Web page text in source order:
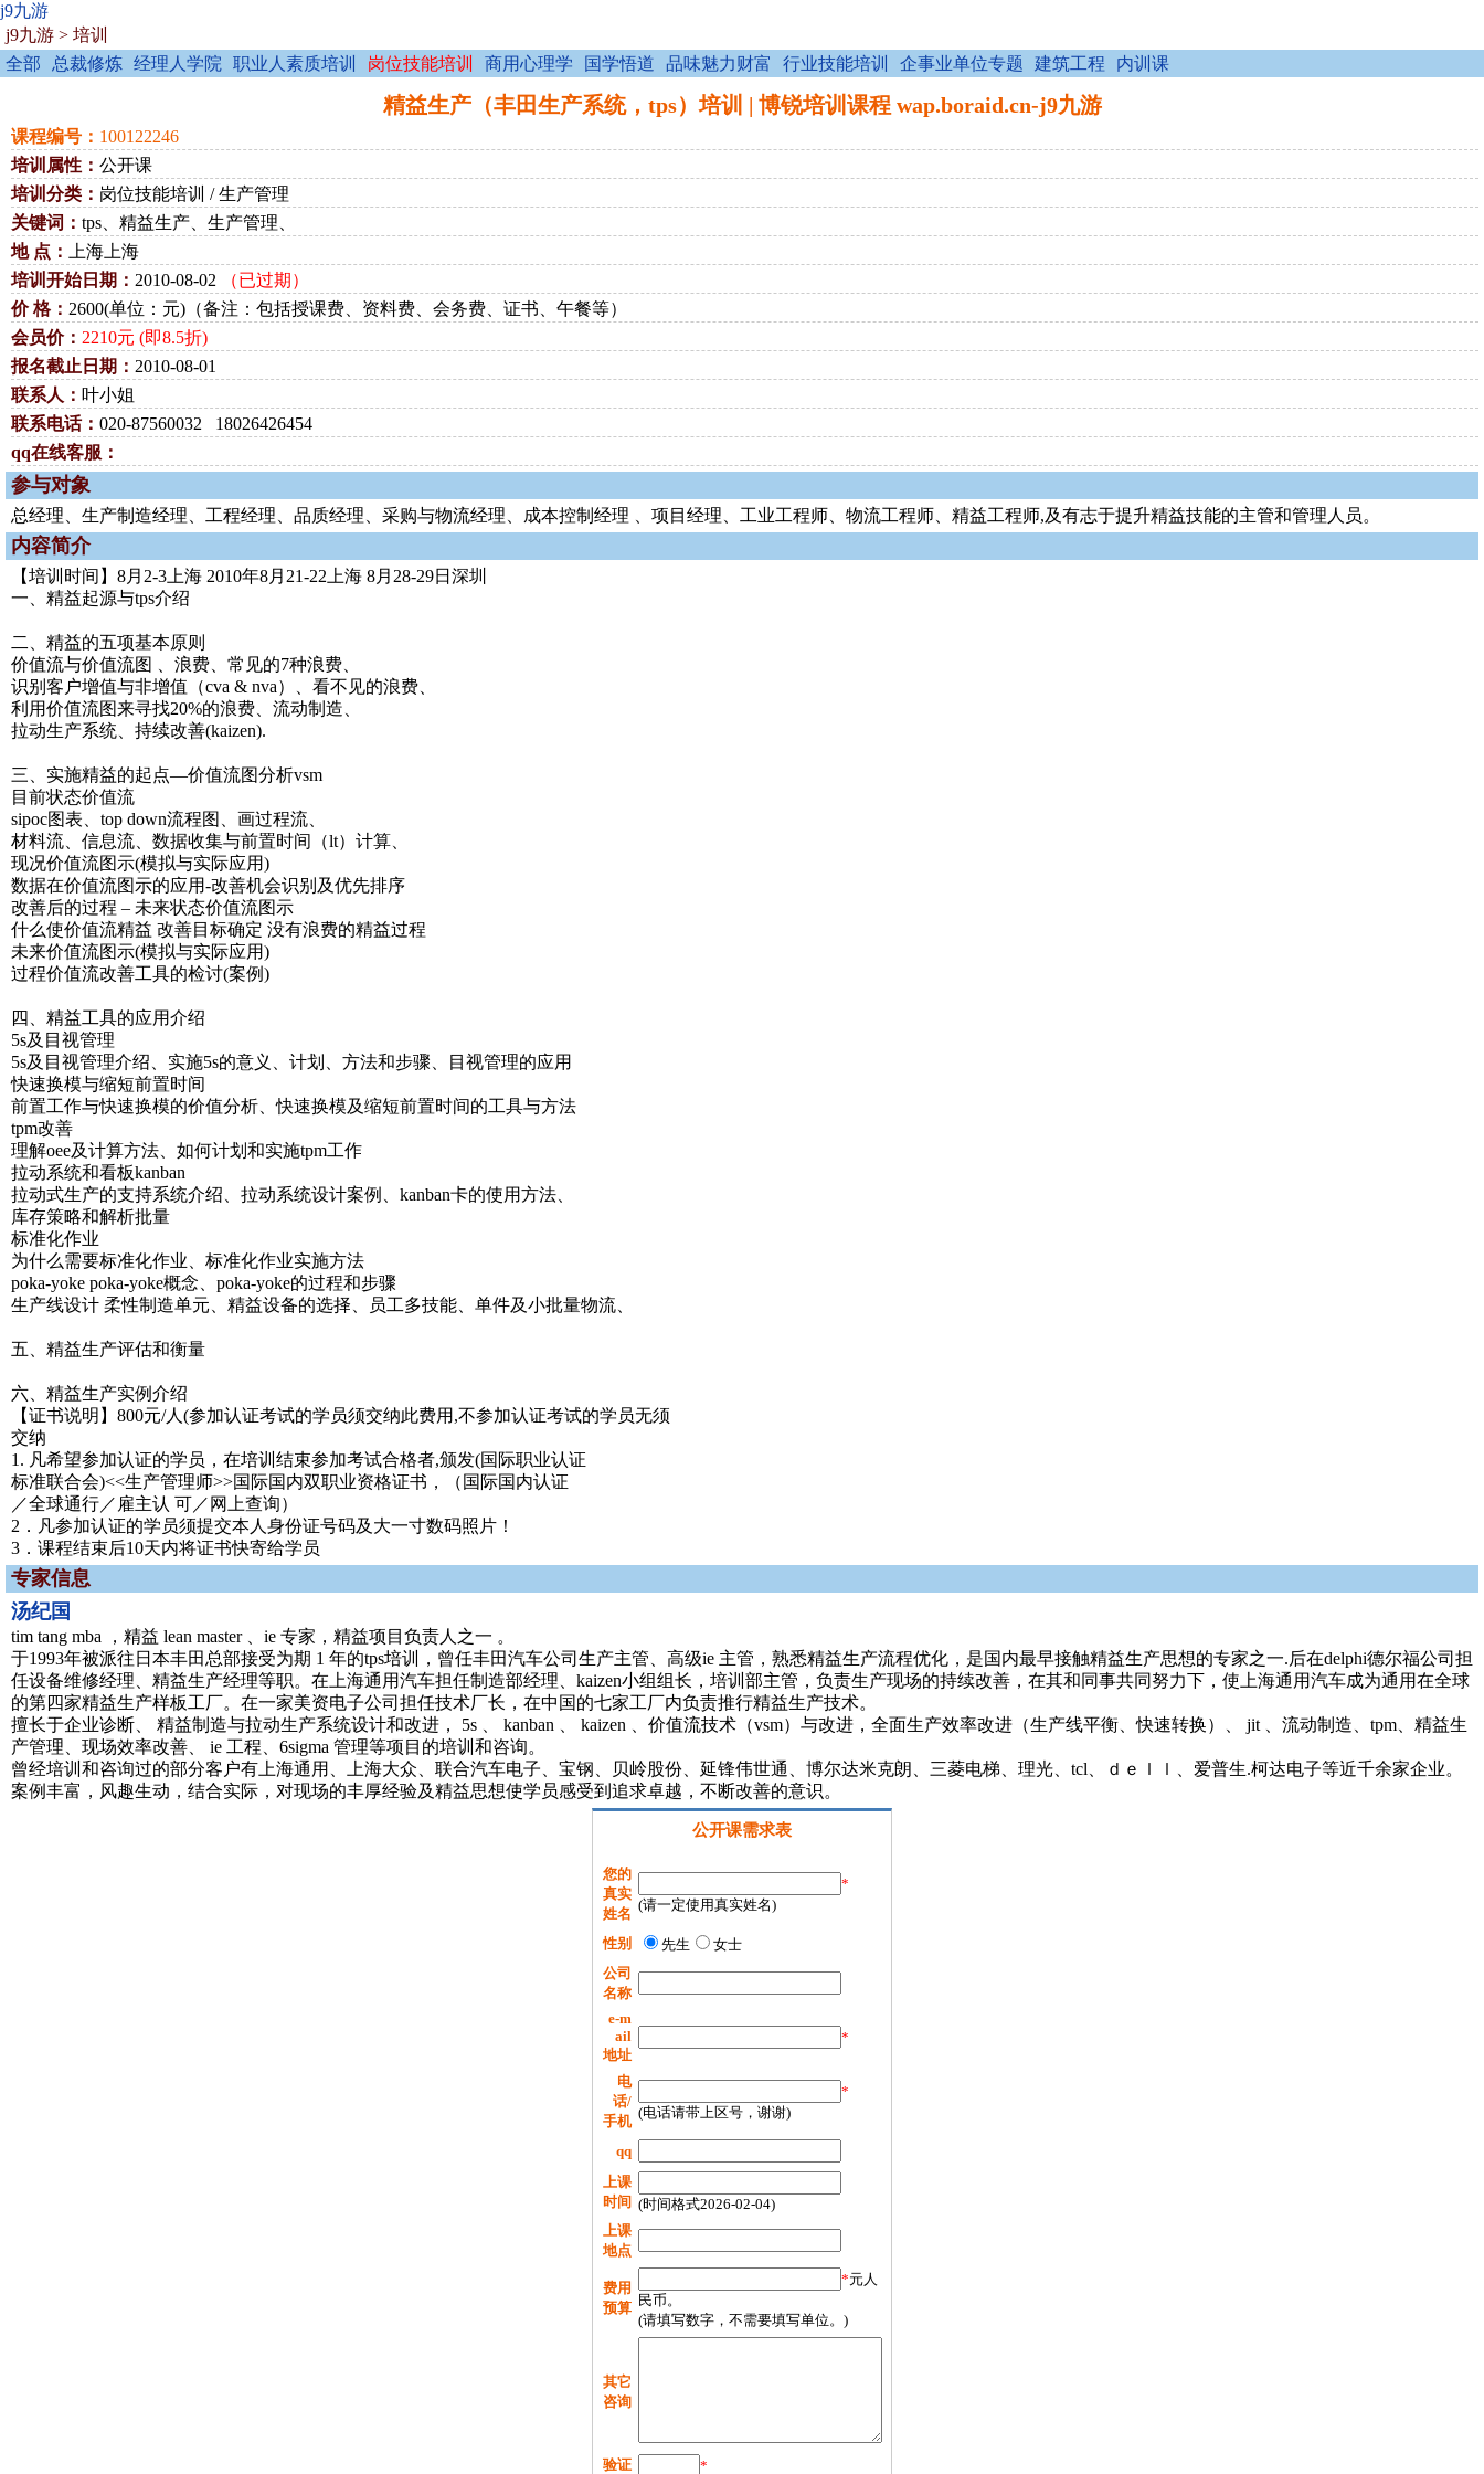
j9九游
j9九游 > 培训
全部
总裁修炼 经理人学院 职业人素质培训 岗位技能培训 商用心理学 国学悟道 品味魅力财富 行业技能培训 企事业单位专题 建筑工程 内训课
精益生产（丰田生产系统，tps）培训 | 博锐培训课程 wap.boraid.cn-j9九游
课程编号： 100122246
培训属性： 公开课
培训分类： 岗位技能培训 / 生产管理
关键词： tps、精益生产、生产管理、
地 点：
上海上海
培训开始日期： 2010-08-02
（已过期）
价 格： 2600(单位：元)（备注：包括授课费、资料费、会务费、证书、午餐等）
会员价： 2210元 (即8.5折)
报名截止日期： 2010-08-01
联系人： 叶小姐
联系电话： 020-87560032 18026426454
qq在线客服：
参与对象
总经理、生产制造经理、工程经理、品质经理、采购与物流经理、成本控制经理 、项目经理、工业工程师、物流工程师、精益工程师,及有志于提升精益技能的主管和管理人员。
内容简介
【培训时间】8月2-3上海 2010年8月21-22上海 8月28-29日深圳
一、精益起源与tps介绍
二、精益的五项基本原则
价值流与价值流图 、浪费、常见的7种浪费、
识别客户增值与非增值（cva & nva）、看不见的浪费、
利用价值流图来寻找20%的浪费、流动制造、
拉动生产系统、持续改善(kaizen).
三、实施精益的起点—价值流图分析vsm
目前状态价值流
sipoc图表、top down流程图、画过程流、
材料流、信息流、数据收集与前置时间（lt）计算、
现况价值流图示(模拟与实际应用)
数据在价值流图示的应用-改善机会识别及优先排序
改善后的过程 – 未来状态价值流图示
什么使价值流精益 改善目标确定 没有浪费的精益过程
未来价值流图示(模拟与实际应用)
过程价值流改善工具的检讨(案例)
四、精益工具的应用介绍
5s及目视管理
5s及目视管理介绍、实施5s的意义、计划、方法和步骤、目视管理的应用
快速换模与缩短前置时间
前置工作与快速换模的价值分析、快速换模及缩短前置时间的工具与方法
tpm改善
理解oee及计算方法、如何计划和实施tpm工作
拉动系统和看板kanban
拉动式生产的支持系统介绍、拉动系统设计案例、kanban卡的使用方法、
库存策略和解析批量
标准化作业
为什么需要标准化作业、标准化作业实施方法
poka-yoke poka-yoke概念、poka-yoke的过程和步骤
生产线设计 柔性制造单元、精益设备的选择、员工多技能、单件及小批量物流、
五、精益生产评估和衡量
六、精益生产实例介绍
【证书说明】800元/人(参加认证考试的学员须交纳此费用,不参加认证考试的学员无须
交纳
1. 凡希望参加认证的学员，在培训结束参加考试合格者,颁发(国际职业认证
标准联合会)<<生产管理师>>国际国内双职业资格证书，（国际国内认证
／全球通行／雇主认 可／网上查询）
2．凡参加认证的学员须提交本人身份证号码及大一寸数码照片！
3．课程结束后10天内将证书快寄给学员
专家信息
汤纪国
tim tang mba ，精益 lean master 、ie 专家，精益项目负责人之一 。
于1993年被派往日本丰田总部接受为期 1 年的tps培训，曾任丰田汽车公司生产主管、高级ie 主管，熟悉精益生产流程优化，是国内最早接触精益生产思想的专家之一.后在delphi德尔福公司担
任设备维修经理、精益生产经理等职。在上海通用汽车担任制造部经理、kaizen小组组长，培训部主管，负责生产现场的持续改善，在其和同事共同努力下，使上海通用汽车成为通用在全球
的第四家精益生产样板工厂。在一家美资电子公司担任技术厂长，在中国的七家工厂内负责推行精益生产技术。
擅长于企业诊断、 精益制造与拉动生产系统设计和改进， 5s 、 kanban 、 kaizen 、价值流技术（vsm）与改进，全面生产效率改进（生产线平衡、快速转换）、 jit 、流动制造、tpm、精益生
产管理、现场效率改善、 ie 工程、6sigma 管理等项目的培训和咨询。
曾经培训和咨询过的部分客户有上海通用、上海大众、联合汽车电子、宝钢、贝岭股份、延锋伟世通、博尔达米克朗、三菱电梯、理光、tcl、ｄｅｌｌ、爱普生.柯达电子等近千余家企业。
案例丰富，风趣生动，结合实际，对现场的丰厚经验及精益思想使学员感受到追求卓越，不断改善的意识。
公开课需求表
您的
真实
姓名
*
(请一定使用真实姓名)
性别 先生
女士
公司
名称
e-m
ail
地址
*
电
话/
手机
*
(电话请带上区号，谢谢)
qq
上课
时间 (时间格式2026-02-04)
上课
地点
费用
预算
*元人
民币。
(请填写数字，不需要填写单位。)
其它
咨询
验证 *